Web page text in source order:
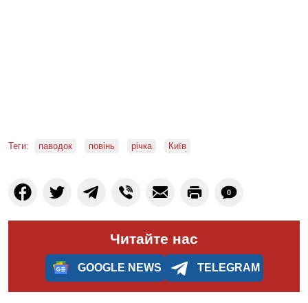
Теги: паводок повінь річка Київ
0
Читайте нас
GOOGLE NEWS TELEGRAM